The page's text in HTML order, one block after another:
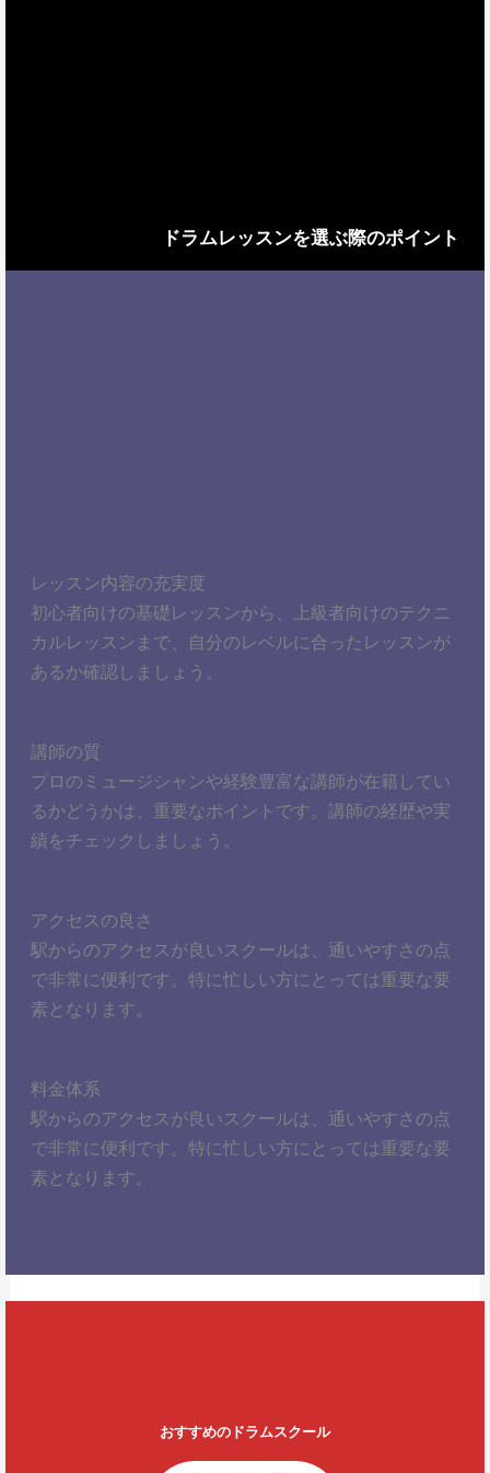
ドラムレッスンを選ぶ際のポイント
レッスン内容の充実度
初心者向けの基礎レッスンから、上級者向けのテクニ
カルレッスンまで、自分のレベルに合ったレッスンが
あるか確認しましょう。
講師の質
プロのミュージシャンや経験豊富な講師が在籍してい
るかどうかは、重要なポイントです。講師の経歴や実
績をチェックしましょう。
アクセスの良さ
駅からのアクセスが良いスクールは、通いやすさの点
で非常に便利です。特に忙しい方にとっては重要な要
素となります。
料金体系
駅からのアクセスが良いスクールは、通いやすさの点
で非常に便利です。特に忙しい方にとっては重要な要
素となります。
おすすめのドラムスクール